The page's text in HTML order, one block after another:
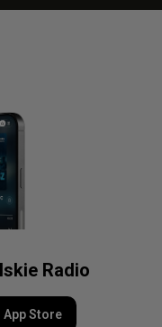
Radio
App Store